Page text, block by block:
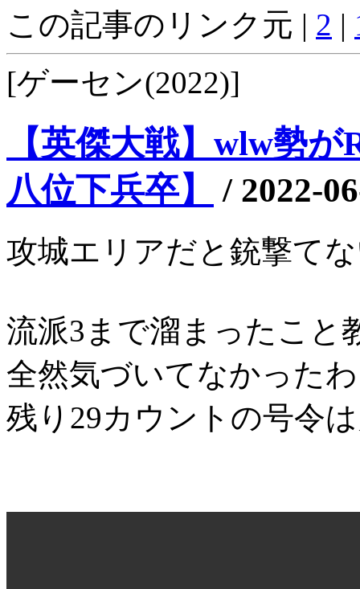
この記事のリンク元 | 2 |
[ゲーセン(2022)]
【英傑大戦】wlw勢
八位下兵卒】
/ 2022-
攻城エリアだと銃撃て
流派3まで溜まったこと
全然気づいてなかった
残り29カウントの号令